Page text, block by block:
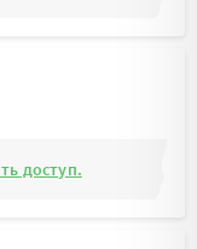
доступ.